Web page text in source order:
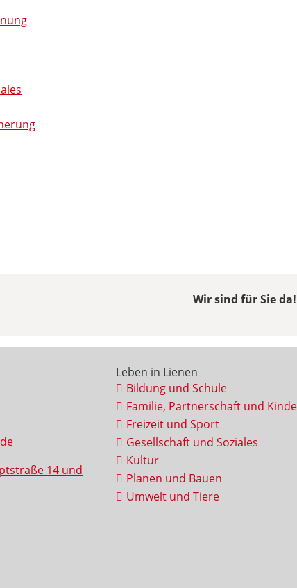
Wir sind für Sie
14 und
Leben in Lienen
Bildung und Schule
Familie, Partnerschaft und
Freizeit und Sport
Gesellschaft und Soziales
Kultur
Planen und Bauen
Umwelt und Tiere